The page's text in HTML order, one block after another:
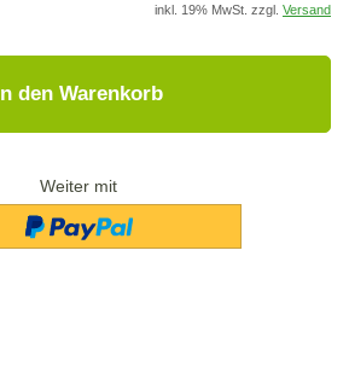
inkl. 19% MwSt. zzgl. Versand
In den Warenkorb
Weiter mit